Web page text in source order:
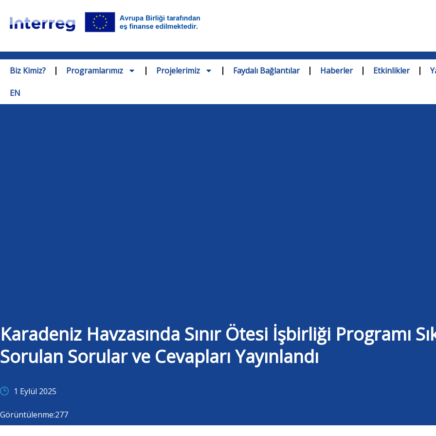
Biz Kimiz? Programlarımız Projelerimiz Faydalı Bağlantılar Haberler Etkinlikler
EN
Karadeniz Havzasında Sınır Ötesi İşbirliği Programı
Sorulan Sorular ve Cevapları Yayınlandı
1 Eylül 2025
Görüntülenme:277